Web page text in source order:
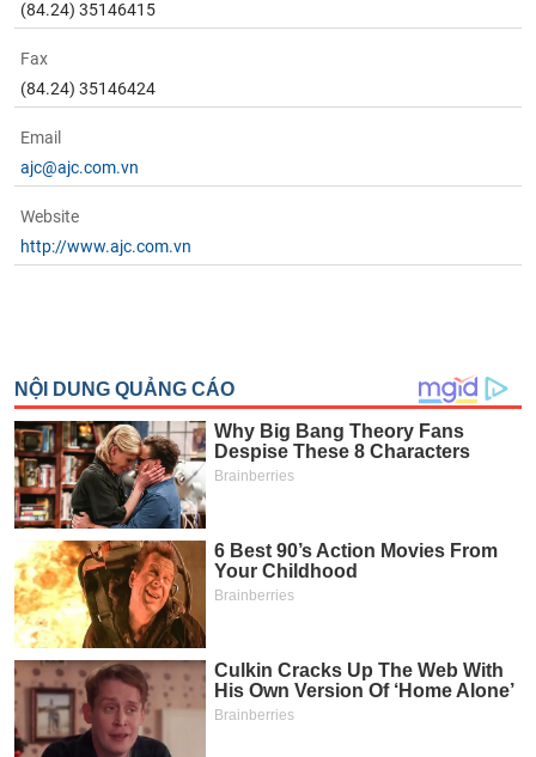
(84.24) 35146415
Fax
(84.24) 35146424
Email
ajc@ajc.com.vn
Website
http://www.ajc.com.vn